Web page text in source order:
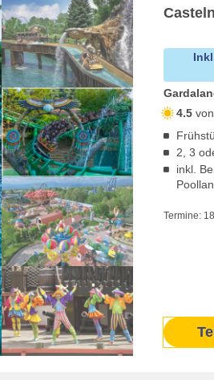
4.5
2, 3
inkl.
Termine: